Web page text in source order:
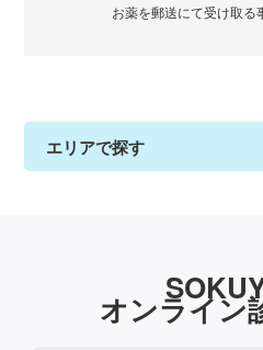
お薬を郵送にて受け取る
エリアで探す
オンライン